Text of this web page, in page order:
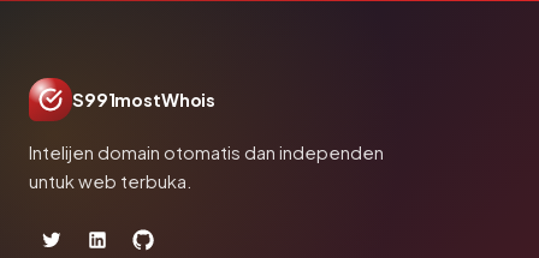
S991mostWhois
Intelijen domain otomatis dan independen
untuk web terbuka.